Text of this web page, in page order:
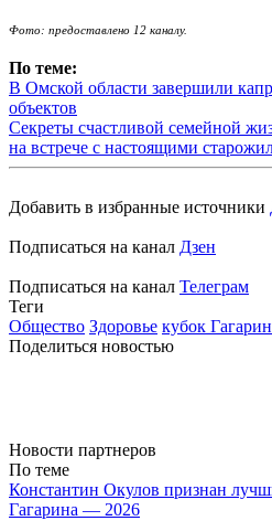
Фото: предоставлено 12 каналу.
По теме:
В Омской области завершили
объектов
Секреты счастливой семейной
на встрече с настоящими
Добавить в избранные источники
Подписаться на канал Дзен
Подписаться на канал Телеграм
Теги
Общество Здоровье кубок
Поделиться новостью
Новости партнеров
По теме
Константин Окулов признан
Гагарина — 2026